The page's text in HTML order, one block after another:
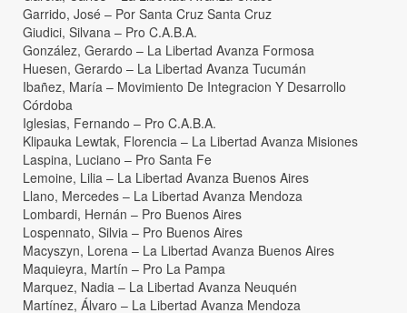
Garrido, José – Por Santa Cruz Santa Cruz
Giudici, Silvana – Pro C.A.B.A.
González, Gerardo – La Libertad Avanza Formosa
Huesen, Gerardo – La Libertad Avanza Tucumán
Ibañez, María – Movimiento De Integracion Y Desarrollo
Córdoba
Iglesias, Fernando – Pro C.A.B.A.
Klipauka Lewtak, Florencia – La Libertad Avanza Misiones
Laspina, Luciano – Pro Santa Fe
Lemoine, Lilia – La Libertad Avanza Buenos Aires
Llano, Mercedes – La Libertad Avanza Mendoza
Lombardi, Hernán – Pro Buenos Aires
Lospennato, Silvia – Pro Buenos Aires
Macyszyn, Lorena – La Libertad Avanza Buenos Aires
Maquieyra, Martín – Pro La Pampa
Marquez, Nadia – La Libertad Avanza Neuquén
Martínez, Álvaro – La Libertad Avanza Mendoza